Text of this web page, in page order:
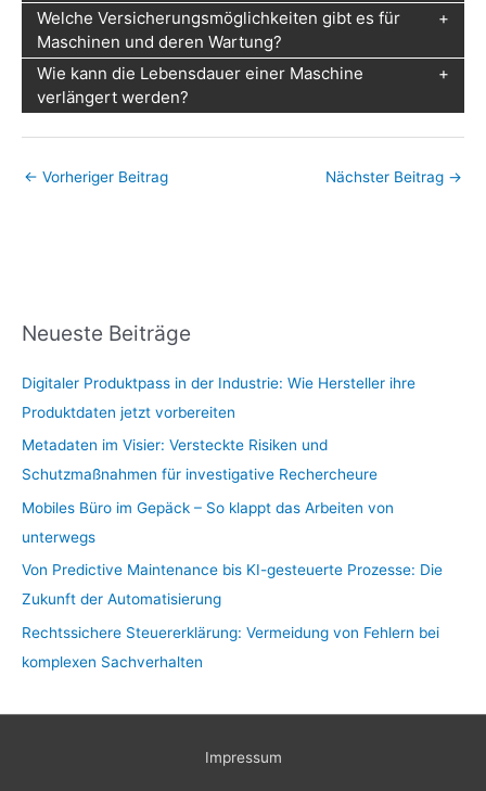
Welche Versicherungsmöglichkeiten gibt es für
Maschinen und deren Wartung?
Wie kann die Lebensdauer einer Maschine
verlängert werden?
← Vorheriger Beitrag Nächster Beitrag →
Neueste Beiträge
Digitaler Produktpass in der Industrie: Wie Hersteller ihre
Produktdaten jetzt vorbereiten
Metadaten im Visier: Versteckte Risiken und
Schutzmaßnahmen für investigative Rechercheure
Mobiles Büro im Gepäck – So klappt das Arbeiten von
unterwegs
Von Predictive Maintenance bis KI-gesteuerte Prozesse: Die
Zukunft der Automatisierung
Rechtssichere Steuererklärung: Vermeidung von Fehlern bei
komplexen Sachverhalten
Impressum